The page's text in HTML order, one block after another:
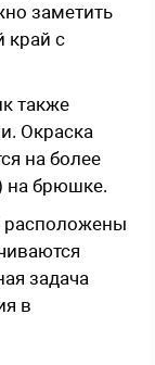
заметить
край с
также
Окраска
на более
на брюшке.
расположены
задача
в